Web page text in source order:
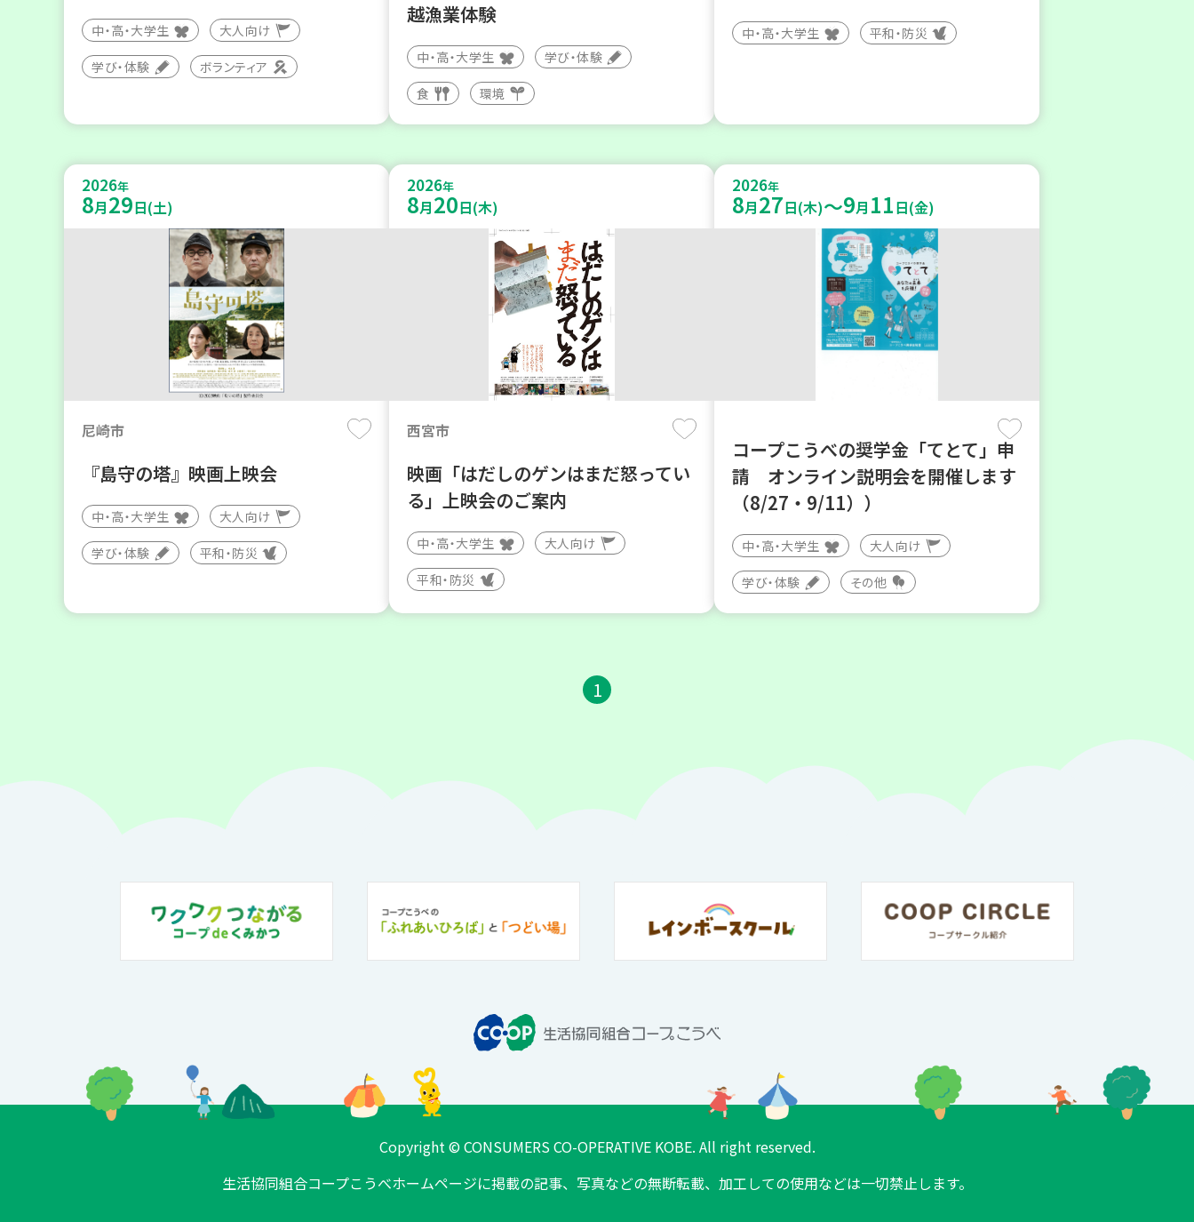
中・高・大学生 大人向け
学び・体験 ボランティア
越漁業体験
中・高・大学生 学び・体験
食 環境
中・高・大学生 平和・防災
2026年
8月29日(土)
尼崎市
『島守の塔』映画上映会
中・高・大学生 大人向け
学び・体験 平和・防災
2026年
8月20日(木)
西宮市
映画「はだしのゲンはまだ怒ってい
る」上映会のご案内
中・高・大学生 大人向け
平和・防災
2026年
8月27日(木)～9月 11日(金)
コープこうべの奨学金「てとて」申
請 オンライン説明会を開催します
（8/27・9/11））
中・高・大学生 大人向け
学び・体験 その他
1
Copyright © CONSUMERS CO-OPERATIVE KOBE. All right reserved.
生活協同組合コープこうべホームページに掲載の記事、 写真などの無断転載、加工しての使用などは一切禁止します。